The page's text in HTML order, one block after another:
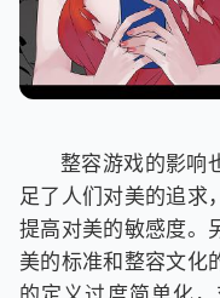
整容游戏的影响
足了人们对美的追求
提高对美的敏感度。
美的标准和整容文化